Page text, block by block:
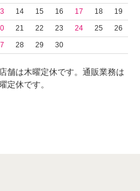
14 15 16 17 18
19
21 22 23 24 25
26
28 29 30
舗は木曜定休です。通販業務は
定休です。